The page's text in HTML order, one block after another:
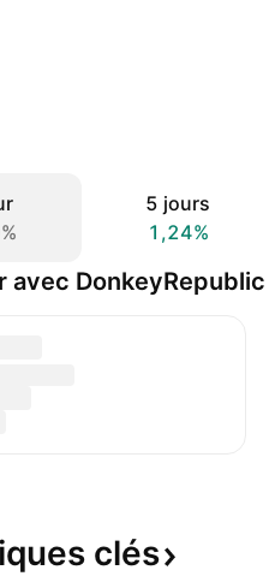
5 jours
1,24%
avec
clés